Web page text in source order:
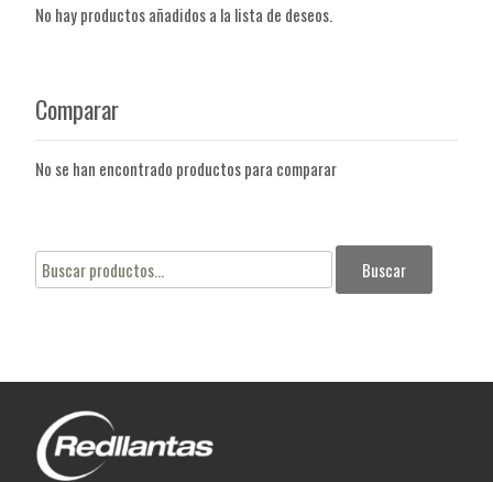
No hay productos añadidos a la lista de deseos.
Comparar
No se han encontrado productos para comparar
Buscar
por:
Buscar